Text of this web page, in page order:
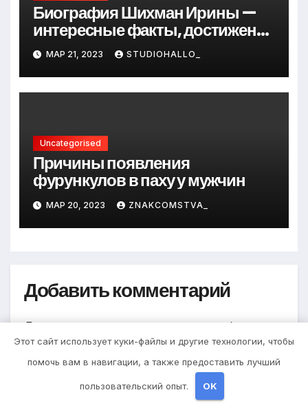
Биография Шихман Ирины —
интересные факты, достижения
и путь к успеху
МАР 21, 2023 STUDIOHALLO_
Uncategorised
Причины появления
фурункулов в паху у мужчин
МАР 20, 2023 ZNAKCOMSTVA_
Добавить комментарий
Для отправки комментария вам необходимо
авторизоваться .
Этот сайт использует куки-файлы и другие технологии, чтобы
помочь вам в навигации, а также предоставить лучший
пользовательский опыт. OK